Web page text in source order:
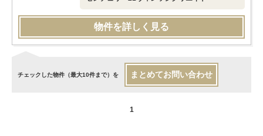
物件を詳しく見る
チェックした物件（最大10件まで）を まとめてお問い合わせ
1